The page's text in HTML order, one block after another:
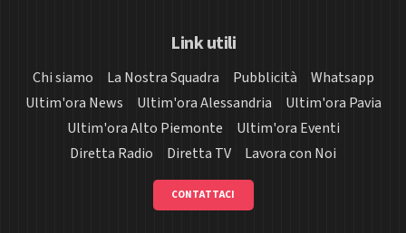
Link utili
Chi siamo La Nostra Squadra Pubblicità
Whatsapp
Ultim'ora News
Ultim'ora Alessandria
Ultim'ora Pavia
Ultim'ora Alto Piemonte
Ultim'ora Eventi
Diretta Radio
Diretta TV Lavora con Noi
CONTATTACI